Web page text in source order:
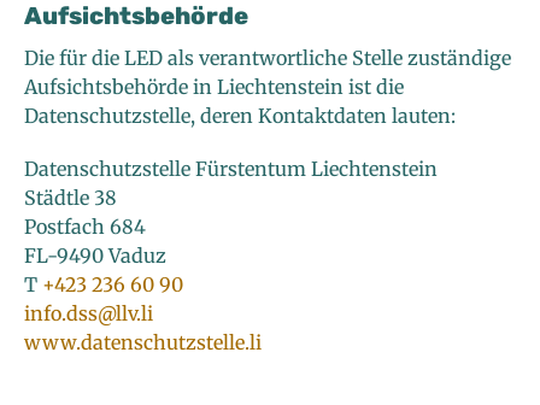
Aufsichtsbehörde
Die für die LED als verantwortliche Stelle zuständige
Aufsichtsbehörde in Liechtenstein ist die
Datenschutzstelle, deren Kontaktdaten lauten:
Datenschutzstelle Fürstentum Liechtenstein
Städtle 38
Postfach 684
FL-9490 Vaduz
T +423 236 60 90
info.dss@llv.li
www.datenschutzstelle.li